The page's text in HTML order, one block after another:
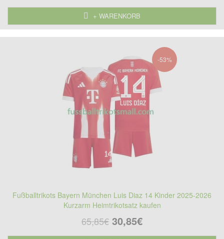
+ WARENKORB
-53%
Fußballtrikots Bayern München Luis Diaz 14 Kinder 2025-2026
Kurzarm Heimtrikotsatz kaufen
65,85€ 30,85€